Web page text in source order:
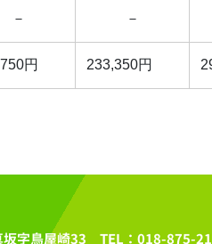
－ －
円 233,350円
坂字鳥屋崎33 TEL： 018-875-